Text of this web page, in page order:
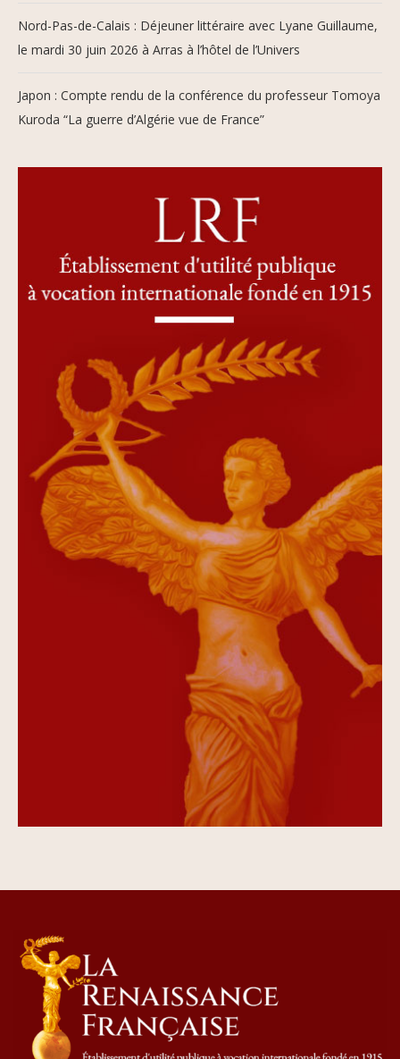
Nord-Pas-de-Calais : Déjeuner littéraire avec Lyane Guillaume,
le mardi 30 juin 2026 à Arras à l’hôtel de l’Univers
Japon : Compte rendu de la conférence du professeur Tomoya
Kuroda “La guerre d’Algérie vue de France”